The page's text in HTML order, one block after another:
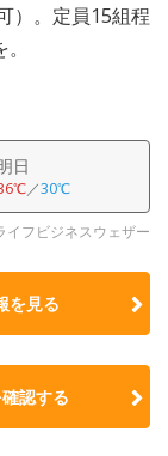
）。定員15組程
日
／30℃
イフビジネスウェザー
を見る
認する